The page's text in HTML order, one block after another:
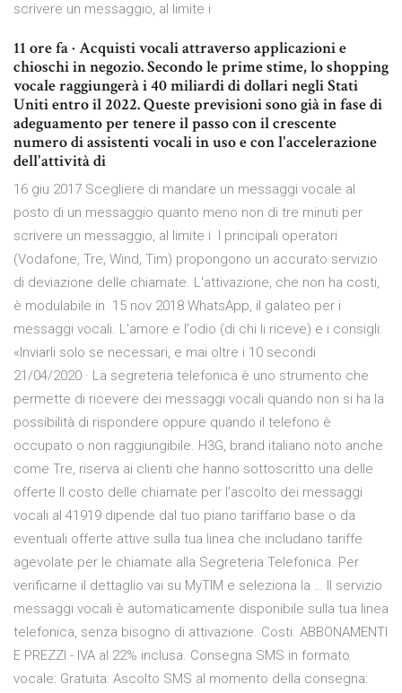
scrivere un messaggio, al limite i
11 ore fa · Acquisti vocali attraverso applicazioni e
chioschi in negozio. Secondo le prime stime, lo shopping
vocale raggiungerà i 40 miliardi di dollari negli Stati
Uniti entro il 2022. Queste previsioni sono già in fase di
adeguamento per tenere il passo con il crescente
numero di assistenti vocali in uso e con l'accelerazione
dell'attività di
16 giu 2017 Scegliere di mandare un messaggi vocale al
posto di un messaggio quanto meno non di tre minuti per
scrivere un messaggio, al limite i I principali operatori
(Vodafone, Tre, Wind, Tim) propongono un accurato servizio
di deviazione delle chiamate. L'attivazione, che non ha costi,
è modulabile in 15 nov 2018 WhatsApp, il galateo per i
messaggi vocali. L'amore e l'odio (di chi li riceve) e i consigli:
«Inviarli solo se necessari, e mai oltre i 10 secondi
21/04/2020 · La segreteria telefonica è uno strumento che
permette di ricevere dei messaggi vocali quando non si ha la
possibilità di rispondere oppure quando il telefono è
occupato o non raggiungibile. H3G, brand italiano noto anche
come Tre, riserva ai clienti che hanno sottoscritto una delle
offerte Il costo delle chiamate per l’ascolto dei messaggi
vocali al 41919 dipende dal tuo piano tariffario base o da
eventuali offerte attive sulla tua linea che includano tariffe
agevolate per le chiamate alla Segreteria Telefonica. Per
verificarne il dettaglio vai su MyTIM e seleziona la … Il servizio
messaggi vocali è automaticamente disponibile sulla tua linea
telefonica, senza bisogno di attivazione. Costi. ABBONAMENTI
E PREZZI - IVA al 22% inclusa. Consegna SMS in formato
vocale: Gratuita: Ascolto SMS al momento della consegna: